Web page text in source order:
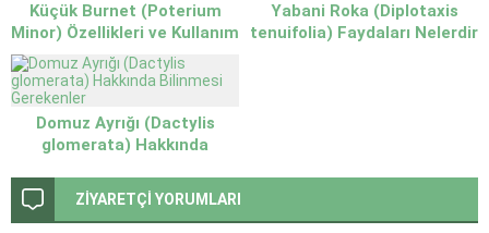
Küçük Burnet (Poterium
Minor) Özellikleri ve Kullanım
Alanları
Yabani Roka (Diplotaxis
tenuifolia) Faydaları Nelerdir
Domuz Ayrığı (Dactylis
glomerata) Hakkında
ZİYARETÇİ YORUMLARI